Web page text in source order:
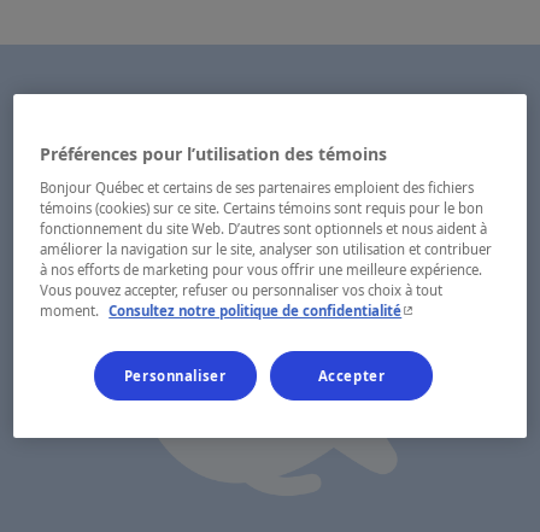
Préférences pour l’utilisation des témoins
Bonjour Québec et certains de ses partenaires emploient des fichiers
témoins (cookies) sur ce site. Certains témoins sont requis pour le bon
fonctionnement du site Web. D’autres sont optionnels et nous aident à
améliorer la navigation sur le site, analyser son utilisation et contribuer
à nos efforts de marketing pour vous offrir une meilleure expérience.
Vous pouvez accepter, refuser ou personnaliser vos choix à tout
moment. Consultez notre politique de confidentialité- Cet hyperlien
Personnaliser Accepter